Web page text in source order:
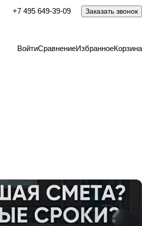
+7 495 649-39-09 Заказать звонок
ВойтиСравнениеИзбранноеКорзина